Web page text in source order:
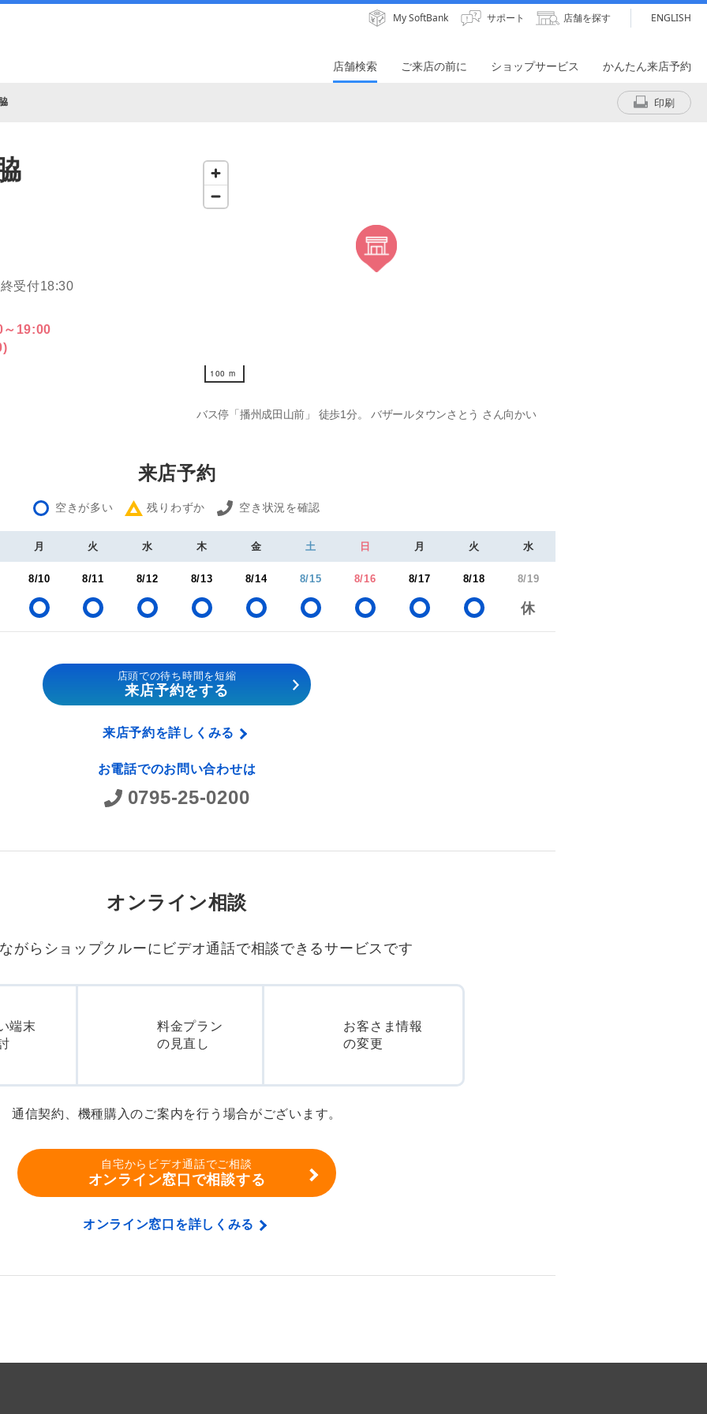
My SoftBank サポート 店舗を探す ENGLISH
店舗検索 ご来店の前に ショップサービス かんたん来店予約
印刷
受付18:30
～19:00
100 m
100 m
バス停「播州成田山前」 徒歩1分。 バザールタウンさとう さん向かい
来店予約
空きが多い 残りわずか 空き状況を確認
月 火 水 木 金 土 日 月 火 水
8/10 8/11 8/12 8/13 8/14 8/15 8/16 8/17 8/18 8/19
店頭での待ち時間を短縮
来店予約をする
来店予約を詳しくみる
お電話でのお問い合わせは
0795-25-0200
オンライン相談
がらショップクルーに ビデオ通話で相談できるサービスです
端末
料金プラン
の見直し
お客さま情報
の変更
通信契約、機種購入のご案内を行う場合がございます。
自宅からビデオ通話でご相談
オンライン窓口で相談する
オンライン窓口を詳しくみる